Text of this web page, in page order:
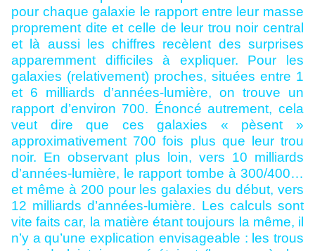
pour chaque galaxie le rapport entre leur masse
proprement dite et celle de leur trou noir central
et là aussi les chiffres recèlent des surprises
apparemment difficiles à expliquer. Pour les
galaxies (relativement) proches, situées entre 1
et 6 milliards d’années-lumière, on trouve un
rapport d’environ 700. Énoncé autrement, cela
veut dire que ces galaxies « pèsent »
approximativement 700 fois plus que leur trou
noir. En observant plus loin, vers 10 milliards
d’années-lumière, le rapport tombe à 300/400…
et même à 200 pour les galaxies du début, vers
12 milliards d’années-lumière. Les calculs sont
vite faits car, la matière étant toujours la même, il
n’y a qu’une explication envisageable : les trous